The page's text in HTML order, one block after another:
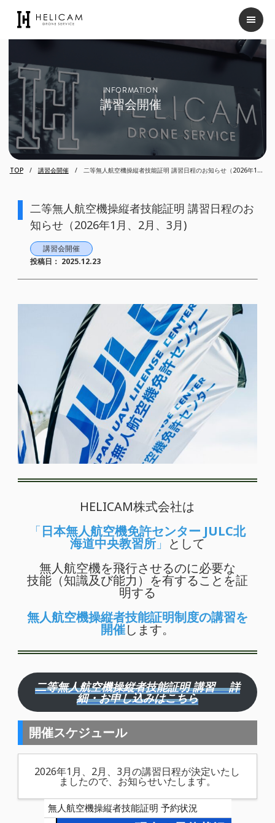
INFORMATION
講習会開催
TOP 講習会開催
二等無人航空機操縦者技能証明 講習日程のお知らせ（2026年1
二等無人航空機操縦者技能証明 講習日程のお
知らせ（2026年1月、2月、3月)
講習会開催
投稿日： 2025.12.23
HELICAM株式会社は
「日本無人航空機免許センター JULC北
海道中央教習所」 として
無人航空機を飛行させるのに必要な
技能（知識及び能力）を有することを証
明する
無人航空機操縦者技能証明制度の講習を
開催します。
二等無人航空機操縦者技能証明 講習 詳
細・お申し込みはこちら
開催スケジュール
2026年1月、2月、3月の講習日程が決定いたし
ましたので、お知らせいたします。